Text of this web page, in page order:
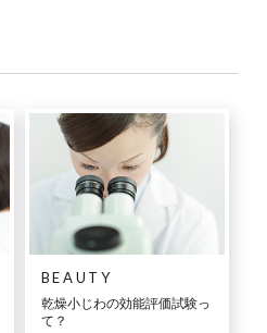
BEAUTY
乾燥小じわの効能評価試験っ
て？